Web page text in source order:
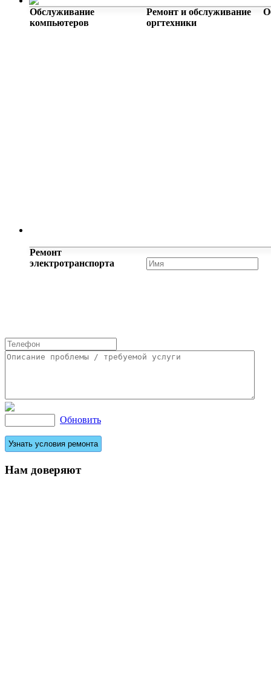
Обслуживание
компьютеров
Ремонт и обслуживание
оргтехники
Ремонт
электротранспорта
Обновить
Нам доверяют